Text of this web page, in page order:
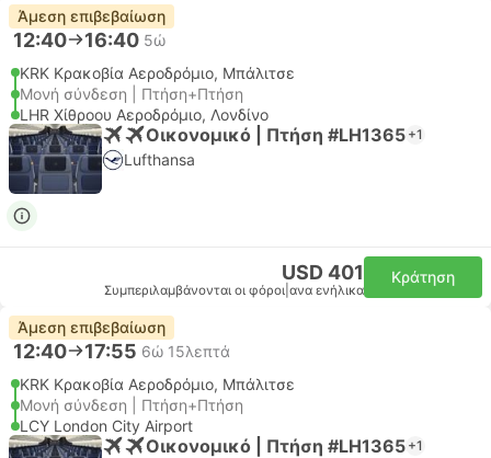
Άμεση επιβεβαίωση
12:40 16:40 5ώ
KRK Κρακοβία Αεροδρόμιο, Μπάλιτσε
Μονή σύνδεση | Πτήση+Πτήση
LHR Χίθροου Αεροδρόμιο, Λονδίνο
Οικονομικό | Πτήση #LH1365 +1
Lufthansa
USD 401
Συμπεριλαμβάνονται οι φόροι ανα ενήλικα
Κράτηση
Άμεση επιβεβαίωση
12:40 17:55 6ώ 15λεπτά
KRK Κρακοβία Αεροδρόμιο, Μπάλιτσε
Μονή σύνδεση | Πτήση+Πτήση
LCY London City Airport
Οικονομικό | Πτήση #LH1365 +1